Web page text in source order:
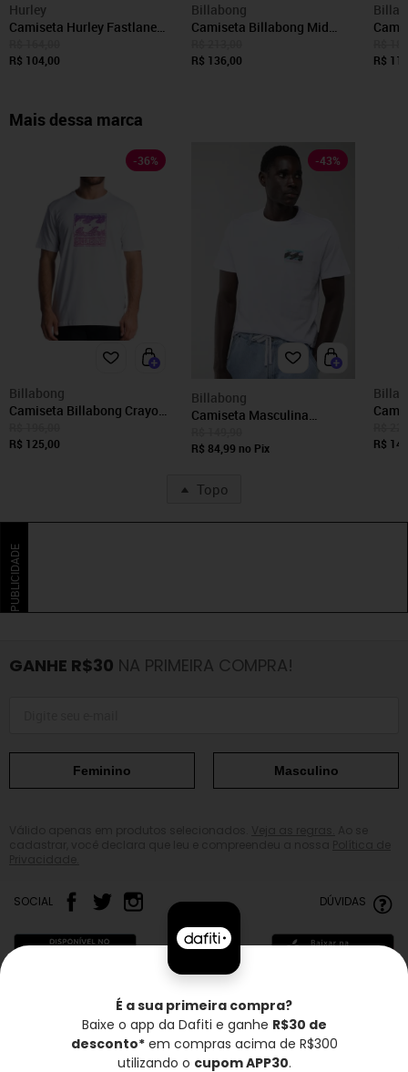
Hurley
Camiseta Hurley Fastlane
R$ 104,00
Billabong
Camiseta Billabong Mid
Masculina Branco
R$ 136,00
R$
Mais dessa marca
-36%
Billabong
Camiseta Billabong Crayon
Branco
R$ 125,00
-43%
Billabong
Camiseta Masculina
Branca
R$ 84,99 no Pix
Preto
R$
Topo
PUBLICIDADE
GANHE R$30 NA PRIMEIRA COMPRA!
Feminino Masculino
SOCIAL DÚVIDAS
Frete grátis* Troca grátis Entrega rápida
É a sua primeira compra?
Baixe o app da Dafiti e ganhe R$30 de
desconto*em compras acima de R$300
utilizando o cupom APP30.